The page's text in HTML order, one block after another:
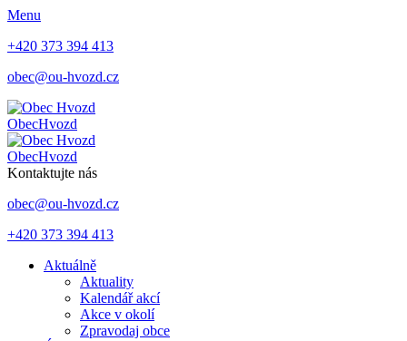
Menu
+420 373 394 413
obec@ou-hvozd.cz
ObecHvozd
ObecHvozd
Kontaktujte nás
obec@ou-hvozd.cz
+420 373 394 413
Aktuálně
Aktuality
Kalendář akcí
Akce v okolí
Zpravodaj obce